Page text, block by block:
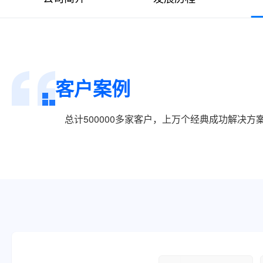
客户案例
总计500000多家客户，上万个经典成功解决方